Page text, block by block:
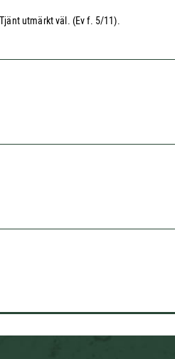
utmärkt väl. (Ev f. 5/11).